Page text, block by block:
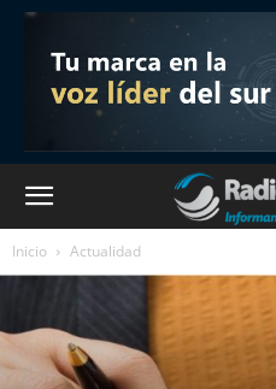
Inicio Actualidad